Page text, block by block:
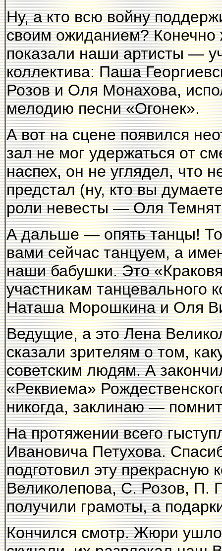
Ну, а кто всю войну
своим ожиданием?
показали наши артисты —
коллектива: Паша
Розов и Оля Монахова,
мелодию песни «Огонек».
А вот на сцене появился
зал не мог удержаться от
наспех, он не углядел, что
предстал (ну, кто вы
роли невесты — Оля
А дальше — опять танцы!
вами сейчас танцуем, а
наши бабушки. Это
участникам танцевального
Наташа Морошкина и Оля
Ведущие, а это Лена
сказали зрителям о том,
советским людям. А
«Реквиема»
никогда, заклинаю —
На протяжении всего
Ивановича Петухова.
подготовил эту
Великолепова, С. Розов, П.
получили грамоты, а
Кончился смотр. Жюри ушло